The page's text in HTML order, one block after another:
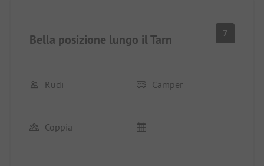
Bella posizione lungo il Tarn 7
Rudi Camper
Coppia